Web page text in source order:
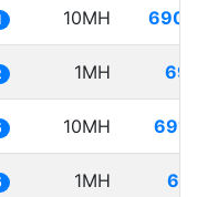
10MH
1MH
10MH
1MH